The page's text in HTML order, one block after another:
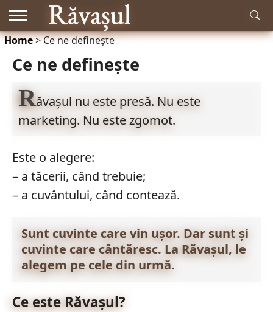
RĂDĂCINI
ȘI
ȘTIINȚĂ
Home>Ce ne definește
Ce ne definește
Răvașul nu este presă. Nu este
marketing. Nu este zgomot.
Este o alegere:
– a tăcerii, când trebuie;
– a cuvântului, când contează.
Sunt cuvinte care vin ușor. Dar sunt și
cuvinte care cântăresc. La Răvașul, le
alegem pe cele din urmă.
Ce este Răvașul?